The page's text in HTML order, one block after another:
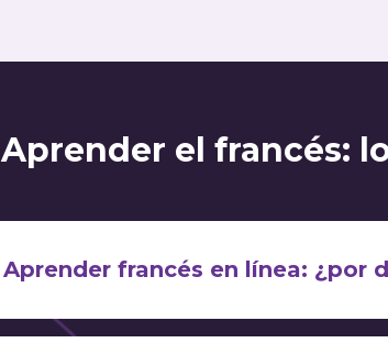
Aprender el francés:
Aprender francés en línea: ¿por